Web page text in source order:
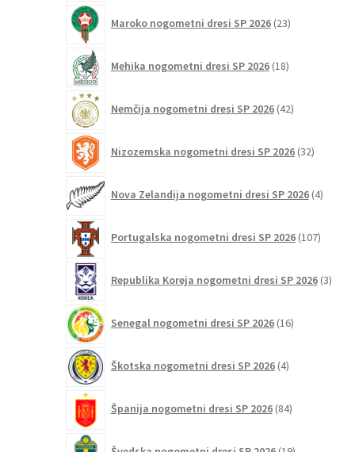
Maroko nogometni dresi SP 2026 23izdelkov
Mehika nogometni dresi SP 2026 18izdelkov
Nemčija nogometni dresi SP 2026 42izdelkov
Nizozemska nogometni dresi SP 2026 32izdelkov
Nova Zelandija nogometni dresi SP 2026 4izdelki
Portugalska nogometni dresi SP 2026 107
Republika Koreja nogometni dresi SP 2026 3
Senegal nogometni dresi SP 2026 16izdelkov
Škotska nogometni dresi SP 2026 4izdelki
Španija nogometni dresi SP 2026 84izdelkov